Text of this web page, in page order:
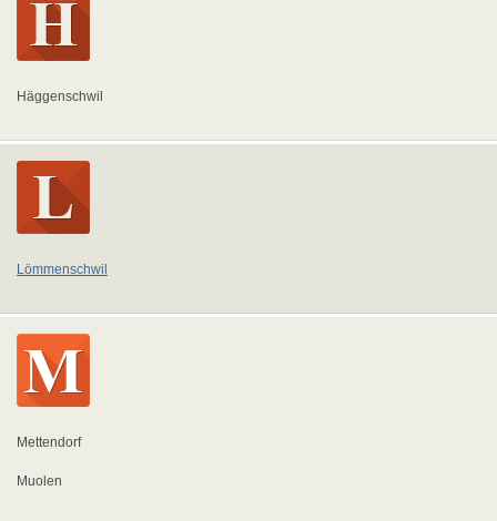
Häggenschwil
Lömmenschwil
Mettendorf
Muolen